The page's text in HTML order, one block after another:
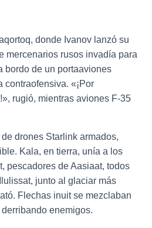
donde Ivanov lanzó su
mercenarios rusos invadía para
bordo de un portaaviones
«¡Por
rugió, mientras aviones F-35
drones Starlink armados,
Kala, en tierra, unía a los
pescadores de Aasiaat, todos
junto al glaciar más
Flechas inuit se mezclaban
enemigos.